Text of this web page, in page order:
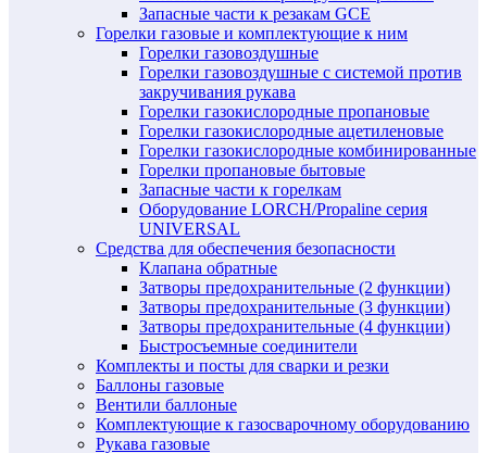
Запасные части к резакам GCE
Горелки газовые и комплектующие к ним
Горелки газовоздушные
Горелки газовоздушные с системой против
закручивания рукава
Горелки газокислородные пропановые
Горелки газокислородные ацетиленовые
Горелки газокислородные комбинированные
Горелки пропановые бытовые
Запасные части к горелкам
Оборудование LORCH/Propaline серия
UNIVERSAL
Средства для обеспечения безопасности
Клапана обратные
Затворы предохранительные (2 функции)
Затворы предохранительные (3 функции)
Затворы предохранительные (4 функции)
Быстросъемные соединители
Комплекты и посты для сварки и резки
Баллоны газовые
Вентили баллоные
Комплектующие к газосварочному оборудованию
Рукава газовые